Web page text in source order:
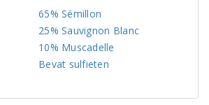
65% Sémillon
25% Sauvignon Blanc
10% Muscadelle
Bevat sulfieten